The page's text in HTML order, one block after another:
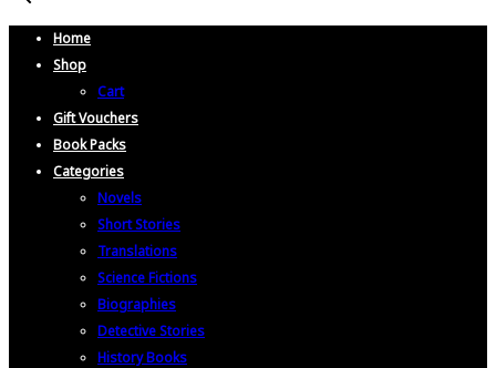
Home
Shop
Cart
Gift Vouchers
Book Packs
Categories
Novels
Short Stories
Translations
Science Fictions
Biographies
Detective Stories
History Books